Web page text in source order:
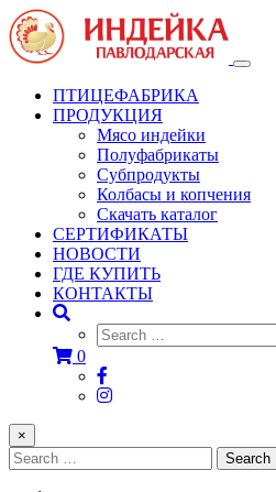
Toggle
ПТИЦЕФАБРИКА
ПРОДУКЦИЯ
Мясо индейки
Полуфабрикаты
Субпродукты
Колбасы и копчения
Скачать каталог
СЕРТИФИКАТЫ
НОВОСТИ
ГДЕ КУПИТЬ
КОНТАКТЫ
0
×